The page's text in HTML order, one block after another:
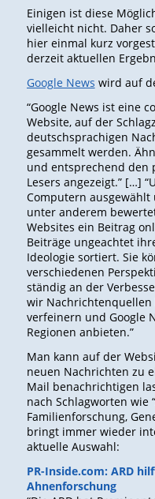
Einigen ist diese
vielleicht nicht. Daher
hier einmal kurz
derzeit aktuellen
Google News wird auf
“Google News ist eine
Website, auf der
deutschsprachigen
gesammelt werden.
und entsprechend den
Lesers angezeigt.” […]
Computern
unter anderem
Websites ein Beitrag
Beiträge ungeachtet
Ideologie sortiert. Sie
verschiedenen
ständig an der
wir Nachrichtenquellen
verfeinern und Google
Regionen anbieten.”
Man kann auf der
neuen Nachrichten zu
Mail benachrichtigen
nach Schlagworten wie
Familienforschung,
bringt immer wieder
aktuelle Auswahl:
PR-Inside.com: ARD
Ahnenforschung